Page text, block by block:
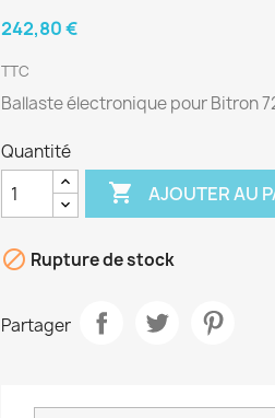
242,80 €
TTC
Ballaste électronique pour Bitron
Quantité
 AJOUTER AU
 Rupture de stock
Partager